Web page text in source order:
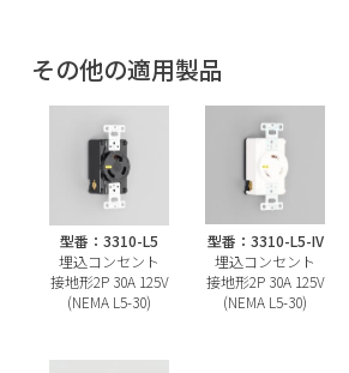
その他の適用製品
型番：3310-L5
埋込コンセント
接地形2P 30A 125V
(NEMA L5-30)
型番：3310-L5-IV
埋込コンセント
接地形2P 30A 125V
(NEMA L5-30)